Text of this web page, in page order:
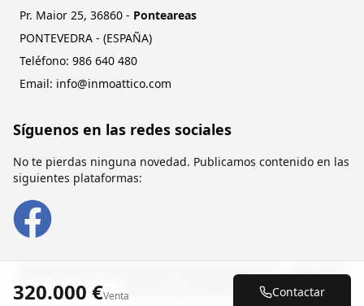
320.000 €Venta Contactar
Pr. Maior 25, 36860 - Ponteareas
PONTEVEDRA - (ESPAÑA)
Teléfono: 084 046 689
Email: moc.ocittaomni@ofni
Síguenos en las redes sociales
No te pierdas ninguna novedad. Publicamos contenido en las
siguientes plataformas:
2026 ATTICO PONTEAREAS INMOBILIARIAS S.L.. Todos los